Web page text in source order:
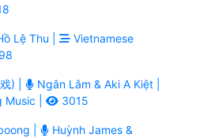
Lệ Thu |
Vietnamese
) |
Ngân Lâm & Aki A Kiệt |
Music |
3015
|
Huỳnh James &